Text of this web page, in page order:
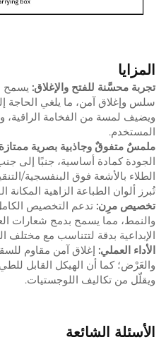
المزايا
تجربة محسَّنة للفتح والإغلاق: يسمح
سلس وإغلاق آمن، ما يلغي الحاجة
ويضيف لمسة من الفخامة الراقية،
المستخدم.
ملمسٌ متفوقٌ وجاذبية بصرية
الجودة كمادة أساسية، جنبًا إلى
الطلاء بالأشعة فوق البنفسجية/
تُبرز ألوان الطباعة الزاهية المكانة
تخصيص مرِن: تدعم التخصيص
والنمط، مما يسمح بدمج شعارات
الإبداعية بدقة لتتناسب مع مختلف
الأداء العملي: إغلاق آمن مقاوم
والعَرْض؛ كما أن الهيكل القابل
ويقلّل من تكاليف اللوجستيات.
الأسئلة الشائعة